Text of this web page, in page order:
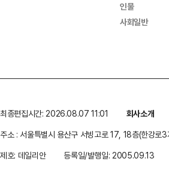
인물
사회일반
최종편집시간: 2026.08.07 11:01 회사소개
주소 : 서울특별시 용산구 서빙고로 17, 18층(한강로
제호: 데일리안
등록일/발행일: 2005.09.13